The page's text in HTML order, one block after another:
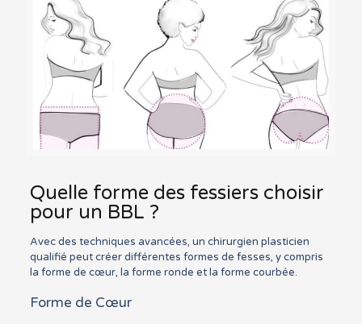
Quelle forme des fessiers choisir
pour un BBL ?
Avec des techniques avancées, un chirurgien plasticien
qualifié peut créer différentes formes de fesses, y compris
la forme de cœur, la forme ronde et la forme courbée.
Forme de Cœur